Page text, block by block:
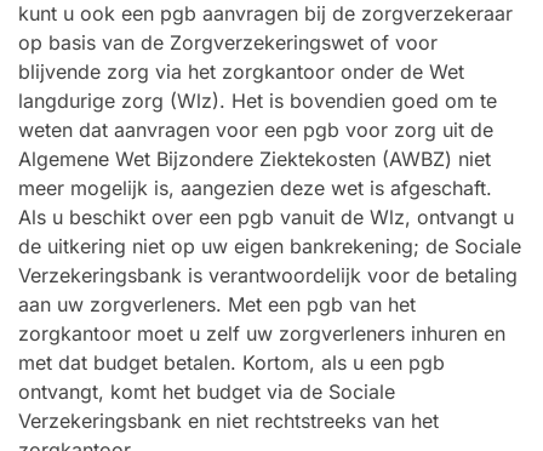
kunt u ook een pgb aanvragen bij de zorgverzekeraar
op basis van de Zorgverzekeringswet of voor
blijvende zorg via het zorgkantoor onder de Wet
langdurige zorg (Wlz). Het is bovendien goed om te
weten dat aanvragen voor een pgb voor zorg uit de
Algemene Wet Bijzondere Ziektekosten (AWBZ) niet
meer mogelijk is, aangezien deze wet is afgeschaft.
Als u beschikt over een pgb vanuit de Wlz, ontvangt u
de uitkering niet op uw eigen bankrekening; de Sociale
Verzekeringsbank is verantwoordelijk voor de betaling
aan uw zorgverleners. Met een pgb van het
zorgkantoor moet u zelf uw zorgverleners inhuren en
met dat budget betalen. Kortom, als u een pgb
ontvangt, komt het budget via de Sociale
Verzekeringsbank en niet rechtstreeks van het